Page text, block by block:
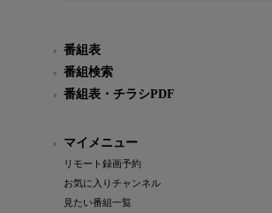
番組表
番組検索
番組表・チラシPDF
マイメニュー
リモート録画予約
お気に入りチャンネル
見たい番組一覧